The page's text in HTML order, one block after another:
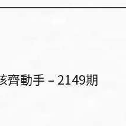
齊動手 – 2149期